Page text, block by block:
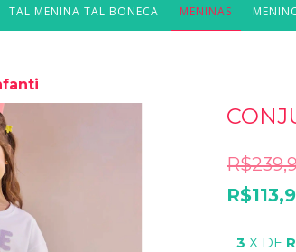
TAL MENINA TAL BONECA MENINAS
3 X DE